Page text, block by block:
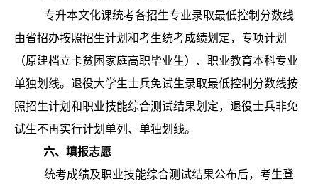
专升本文化课统考各招生专业录取最低控制分数线
由省招办按照招生计划和考生统考成绩划定，专项计划
（原建档立卡贫困家庭高职毕业生）、职业教育本科专业
单独划线。退役大学生士兵免试生录取最低控制分数线按
照招生计划和职业技能综合测试结果划定，退役士兵非免
试生不再实行计划单列、单独划线。
六、填报志愿
统考成绩及职业技能综合测试结果公布后，考生登